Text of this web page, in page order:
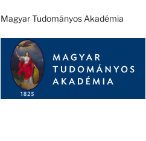
Magyar Tudományos Akadémia